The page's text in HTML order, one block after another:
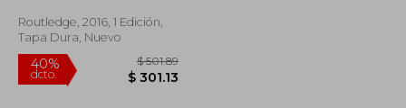
Routledge, 2016, 1 Edición,
Tapa Dura, Nuevo